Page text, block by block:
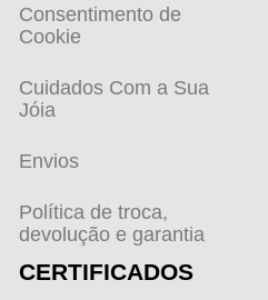
Consentimento de
Cookie
Cuidados Com a Sua
Jóia
Envios
Política de troca,
devolução e garantia
CERTIFICADOS